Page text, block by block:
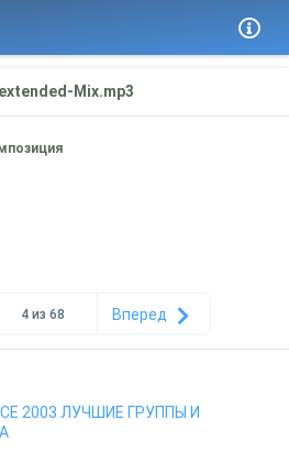
Mix.mp3
4 из 68 Вперед
2003 ЛУЧШИЕ ГРУППЫ И